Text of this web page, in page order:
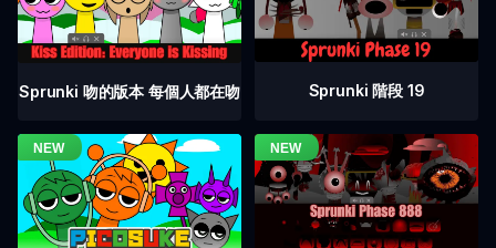
Sprunki 吻的版本 每個人都在吻 Sprunki 階段 19